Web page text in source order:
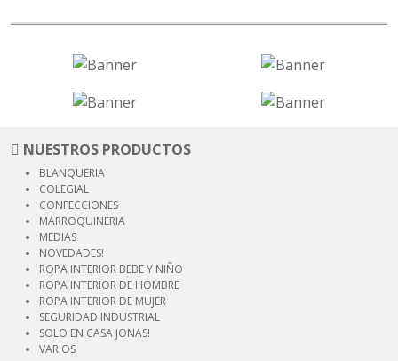
NUESTROS PRODUCTOS
BLANQUERIA
COLEGIAL
CONFECCIONES
MARROQUINERIA
MEDIAS
NOVEDADES!
ROPA INTERIOR BEBE Y NIÑO
ROPA INTERIOR DE HOMBRE
ROPA INTERIOR DE MUJER
SEGURIDAD INDUSTRIAL
SOLO EN CASA JONAS!
VARIOS